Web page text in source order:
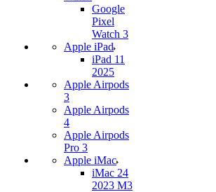
Google
Pixel
Watch 3
Apple iPad
iPad 11
2025
Apple Airpods
3
Apple Airpods
4
Apple Airpods
Pro 3
Apple iMac
iMac 24
2023 M3